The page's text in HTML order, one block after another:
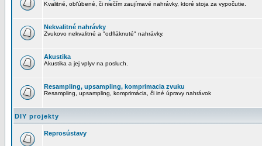
Kvalitné, obľúbené, či niečím zaujímavé nahrávky, ktoré stoja za vypočutie.
Nekvalitné nahrávky
Zvukovo nekvalitné a "odfláknuté" nahrávky.
Akustika
Akustika a jej vplyv na posluch.
Resampling, upsampling, komprimacia zvuku
Resampling, upsampling, komprimácia, či iné úpravy nahrávok
DIY projekty
Reprosústavy